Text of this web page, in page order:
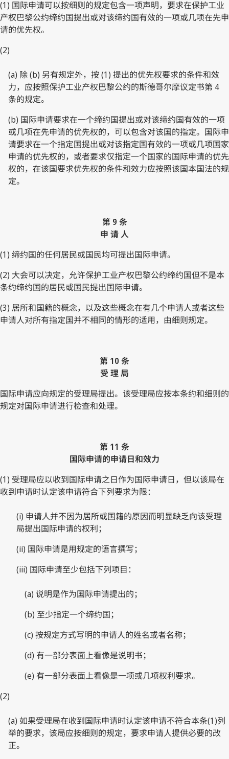
(1) 国际申请可以按细则的规定包含一项声明，要求在保护工业
产权巴黎公约缔约国提出或对该缔约国有效的一项或几项在先申
请的优先权。
(2)
(a) 除 (b) 另有规定外，按 (1) 提出的优先权要求的条件和效
力，应按照保护工业产权巴黎公约的斯德哥尔摩议定书第 4
条的规定。
(b) 国际申请要求在一个缔约国提出或对该缔约国有效的一项
或几项在先申请的优先权的，可以包含对该国的指定。国际申
请要求在一个指定国提出或对该指定国有效的一项或几项国家
申请的优先权的，或者要求仅指定一个国家的国际申请的优先
权的，在该国要求优先权的条件和效力应按照该国本国法的规
定。
第 9 条
申 请 人
(1) 缔约国的任何居民或国民均可提出国际申请。
(2) 大会可以决定，允许保护工业产权巴黎公约缔约国但不是本
条约缔约国的居民或国民提出国际申请。
(3) 居所和国籍的概念，以及这些概念在有几个申请人或者这些
申请人对所有指定国并不相同的情形的适用，由细则规定。
第 10 条
受 理 局
国际申请应向规定的受理局提出。该受理局应按本条约和细则的
规定对国际申请进行检查和处理。
第 11 条
国际申请的申请日和效力
(1) 受理局应以收到国际申请之日作为国际申请日，但以该局在
收到申请时认定该申请符合下列要求为限：
(i) 申请人并不因为居所或国籍的原因而明显缺乏向该受理
局提出国际申请的权利；
(ii) 国际申请是用规定的语言撰写；
(iii) 国际申请至少包括下列项目：
(a) 说明是作为国际申请提出的；
(b) 至少指定一个缔约国；
(c) 按规定方式写明的申请人的姓名或者名称；
(d) 有一部分表面上看像是说明书；
(e) 有一部分表面上看像是一项或几项权利要求。
(2)
(a) 如果受理局在收到国际申请时认定该申请不符合本条(1)列
举的要求，该局应按细则的规定，要求申请人提供必要的改
正。